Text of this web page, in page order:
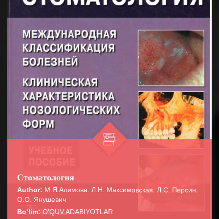
Стоматология
Author: М.Я.Алимова. Л.Н. Максимовская. Л.С. Персин.
О.О. Янушевич
Bo‘lim: O'QUV ADABIYOTLAR